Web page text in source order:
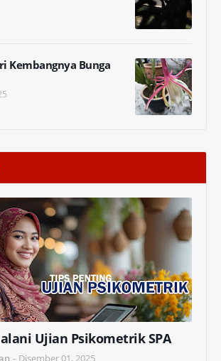
Kembangnya Bunga
Ujian Psikometrik SPA
- Disember 01, 2025